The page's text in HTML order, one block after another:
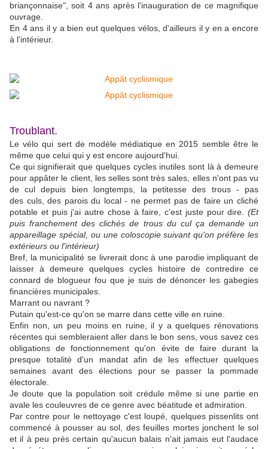
briançonnaise", soit 4 ans après l'inauguration de ce magnifique
ouvrage.
En 4 ans il y a bien eut quelques vélos, d'ailleurs il y en a encore
à l'intérieur.
Troublant.
Le vélo qui sert de modèle médiatique en 2015 semble être le
même que celui qui y est encore aujourd'hui.
Ce qui signifierait que quelques cycles inutiles sont là à demeure
pour appâter le client, les selles sont très sales, elles n'ont pas vu
de cul depuis bien longtemps, la petitesse des trous - pas
des culs, des parois du local - ne permet pas de faire un cliché
potable et puis j'ai autre chose à faire, c'est juste pour dire. (Et
puis franchement des clichés de trous du cul ça demande un
appareillage spécial, ou une coloscopie suivant qu'on préfère les
extérieurs ou l'intérieur)
Bref, la municipalité se livrerait donc à une parodie impliquant de
laisser à demeure quelques cycles histoire de contredire ce
connard de blogueur fou que je suis de dénoncer les gabegies
financières municipales.
Marrant ou navrant ?
Putain qu'est-ce qu'on se marre dans cette ville en ruine.
Enfin non, un peu moins en ruine, il y a quelques rénovations
récentes qui sembleraient aller dans le bon sens, vous savez ces
obligations de fonctionnement qu'on évite de faire durant la
presque totalité d'un mandat afin de les effectuer quelques
semaines avant des élections pour se passer la pommade
électorale.
Je doute que la population soit crédule même si une partie en
avale les couleuvres de ce genre avec béatitude et admiration.
Par contre pour le nettoyage c'est loupé, quelques pissenlits ont
commencé à pousser au sol, des feuilles mortes jonchent le sol
et il à peu près certain qu'aucun balais n'ait jamais eut l'audace